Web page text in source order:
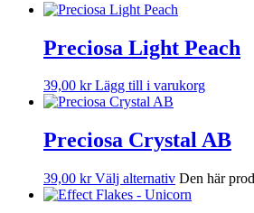
Preciosa Light Peach
39,00 kr Lägg till i varukorg
Preciosa Crystal AB
39,00 kr Välj alternativ Den här